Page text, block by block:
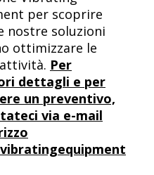
per scoprire
nostre soluzioni
ottimizzare le
Per
dettagli e per
un preventivo,
via e-mail